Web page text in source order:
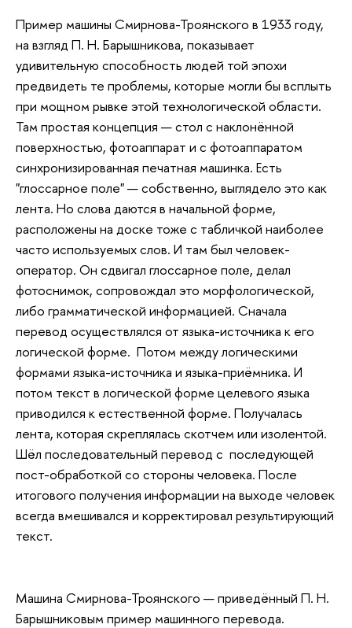
Пример машины Смирнова-Троянского в 1933 году,
на взгляд П. Н. Барышникова, показывает
удивительную способность людей той эпохи
предвидеть те проблемы, которые могли бы всплыть
при мощном рывке этой технологической области.
Там простая концепция — стол с наклонённой
поверхностью, фотоаппарат и с фотоаппаратом
синхронизированная печатная машинка. Есть
"глоссарное поле" — собственно, выглядело это как
лента. Но слова даются в начальной форме,
расположены на доске тоже с табличкой наиболее
часто используемых слов. И там был человек-
оператор. Он сдвигал глоссарное поле, делал
фотоснимок, сопровождал это морфологической,
либо грамматической информацией. Сначала
перевод осуществлялся от языка-источника к его
логической форме. Потом между логическими
формами языка-источника и языка-приёмника. И
потом текст в логической форме целевого языка
приводился к естественной форме. Получалась
лента, которая скреплялась скотчем или изолентой.
Шёл последовательный перевод с последующей
пост-обработкой со стороны человека. После
итогового получения информации на выходе человек
всегда вмешивался и корректировал результирующий
текст.
Машина Смирнова-Троянского — приведённый П. Н.
Барышниковым пример машинного перевода.